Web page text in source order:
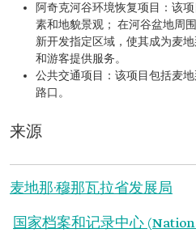
阿奇克河谷环境恢复项目：该
素和地貌景观； 在河谷盆地周
新开发指定区域，使其成为麦
和游客提供服务。
公共交通项目：该项目包括麦
路口。
来源
麦地那·穆那瓦拉省发展局
国家档案和记录中心